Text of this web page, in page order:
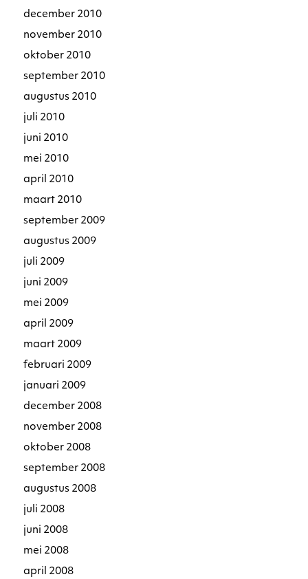
december 2010
november 2010
oktober 2010
september 2010
augustus 2010
juli 2010
juni 2010
mei 2010
april 2010
maart 2010
september 2009
augustus 2009
juli 2009
juni 2009
mei 2009
april 2009
maart 2009
februari 2009
januari 2009
december 2008
november 2008
oktober 2008
september 2008
augustus 2008
juli 2008
juni 2008
mei 2008
april 2008